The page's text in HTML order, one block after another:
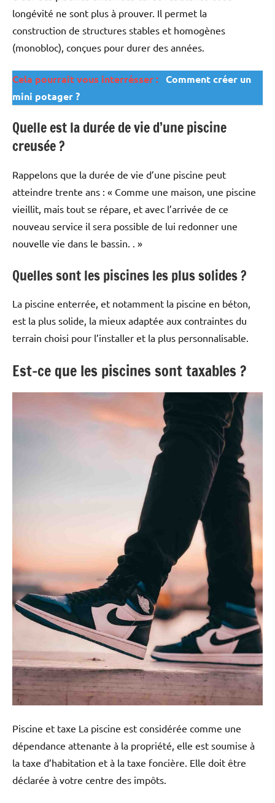
longévité ne sont plus à prouver. Il permet la
construction de structures stables et homogènes
(monobloc), conçues pour durer des années.
Cela pourrait vous interrésser : Comment créer un
mini potager ?
Quelle est la durée de vie d’une piscine
creusée ?
Rappelons que la durée de vie d’une piscine peut
atteindre trente ans : « Comme une maison, une piscine
vieillit, mais tout se répare, et avec l’arrivée de ce
nouveau service il sera possible de lui redonner une
nouvelle vie dans le bassin. . »
Quelles sont les piscines les plus solides ?
La piscine enterrée, et notamment la piscine en béton,
est la plus solide, la mieux adaptée aux contraintes du
terrain choisi pour l’installer et la plus personnalisable.
Est-ce que les piscines sont taxables ?
Piscine et taxe La piscine est considérée comme une
dépendance attenante à la propriété, elle est soumise à
la taxe d’habitation et à la taxe foncière. Elle doit être
déclarée à votre centre des impôts.